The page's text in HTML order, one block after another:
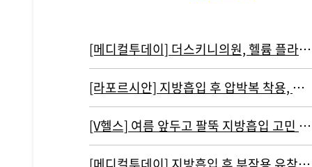
[메디컬투데이] 더스키니의원, 헬륨 플라즈마 기반 리뉴비온 도입
[라포르시안] 지방흡입 후 압박복 착용, 결과에 영향 주지 않아...통증…
[V헬스] 여름 앞두고 팔뚝 지방흡입 고민 중이라면 '이것' 주의해야